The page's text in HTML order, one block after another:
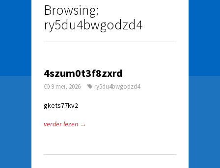
Browsing:
ry5du4bwgodzd4
4szum0t3f8zxrd
9 mei, 2026 ry5du4bwgodzd4
gkets77kv2
verder lezen →